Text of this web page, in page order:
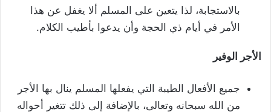
بالاستجابة، لذا يتعين على المسلم ألا يغفل عن هذا
الأمر في أيام ذي الحجة وأن يدعوا بأطيب الكلام.
الأجر الوفير
جميع الأفعال الطيبة التي يفعلها المسلم ينال بها الأجر
من الله سبحانه وتعالى، بالإضافة إلى ذلك تتغير أحواله